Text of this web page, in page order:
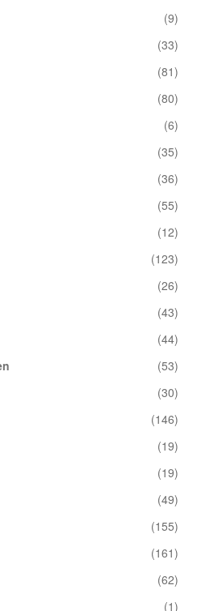
(9)
(33)
(81)
(80)
(6)
(35)
(36)
(55)
(12)
(123)
(26)
(43)
(44)
(53)
(30)
(146)
(19)
(19)
(49)
(155)
(161)
(62)
(1)